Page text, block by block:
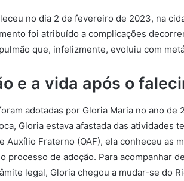
no dia 2 de fevereiro de 2023, na
foi atribuído a complicações
que, infelizmente, evoluiu com
e a vida após o
adotadas por Gloria Maria no ano
Gloria estava afastada das atividades
Auxílio Fraterno (OAF), ela conheceu as
processo de adoção. Para acompanhar
legal, Gloria chegou a mudar-se do